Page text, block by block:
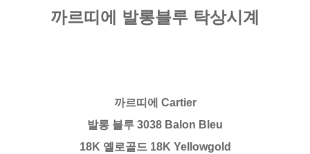
까르띠에 발롱블루 탁상시계
까르띠에 Cartier
발롱 블루 3038 Balon Bleu
18K 옐로골드 18K Yellowgold